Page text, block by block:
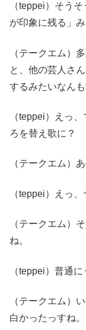
（teppei）そう
が印象に残る」
（テークエム）
と、他の芸人さ
するみたいなん
（teppei）えっ
ろを替え歌に？
（テークエム）
（teppei）えっ、
（テークエム）
ね。
（teppei）普通
（テークエム）
白かったっすね。